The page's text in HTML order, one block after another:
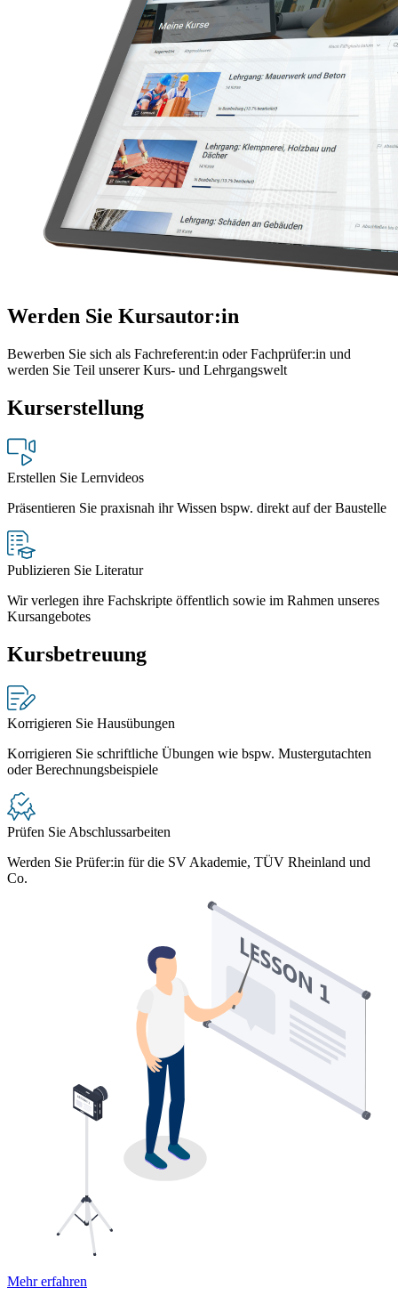
Werden Sie Kursautor:in
Bewerben Sie sich als Fachreferent:in oder Fachprüfer:in und
werden Sie Teil unserer Kurs- und Lehrgangswelt
Kurserstellung
Erstellen Sie Lernvideos
Präsentieren Sie praxisnah ihr Wissen bspw. direkt auf der Baustelle
Publizieren Sie Literatur
Wir verlegen ihre Fachskripte öffentlich sowie im Rahmen unseres
Kursangebotes
Kursbetreuung
Korrigieren Sie Hausübungen
Korrigieren Sie schriftliche Übungen wie bspw. Mustergutachten
oder Berechnungsbeispiele
Prüfen Sie Abschlussarbeiten
Werden Sie Prüfer:in für die SV Akademie, TÜV Rheinland und
Co.
Mehr erfahren